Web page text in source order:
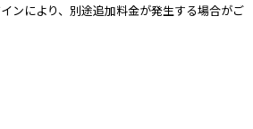
ンにより、別途追加料金が発生する場合がご